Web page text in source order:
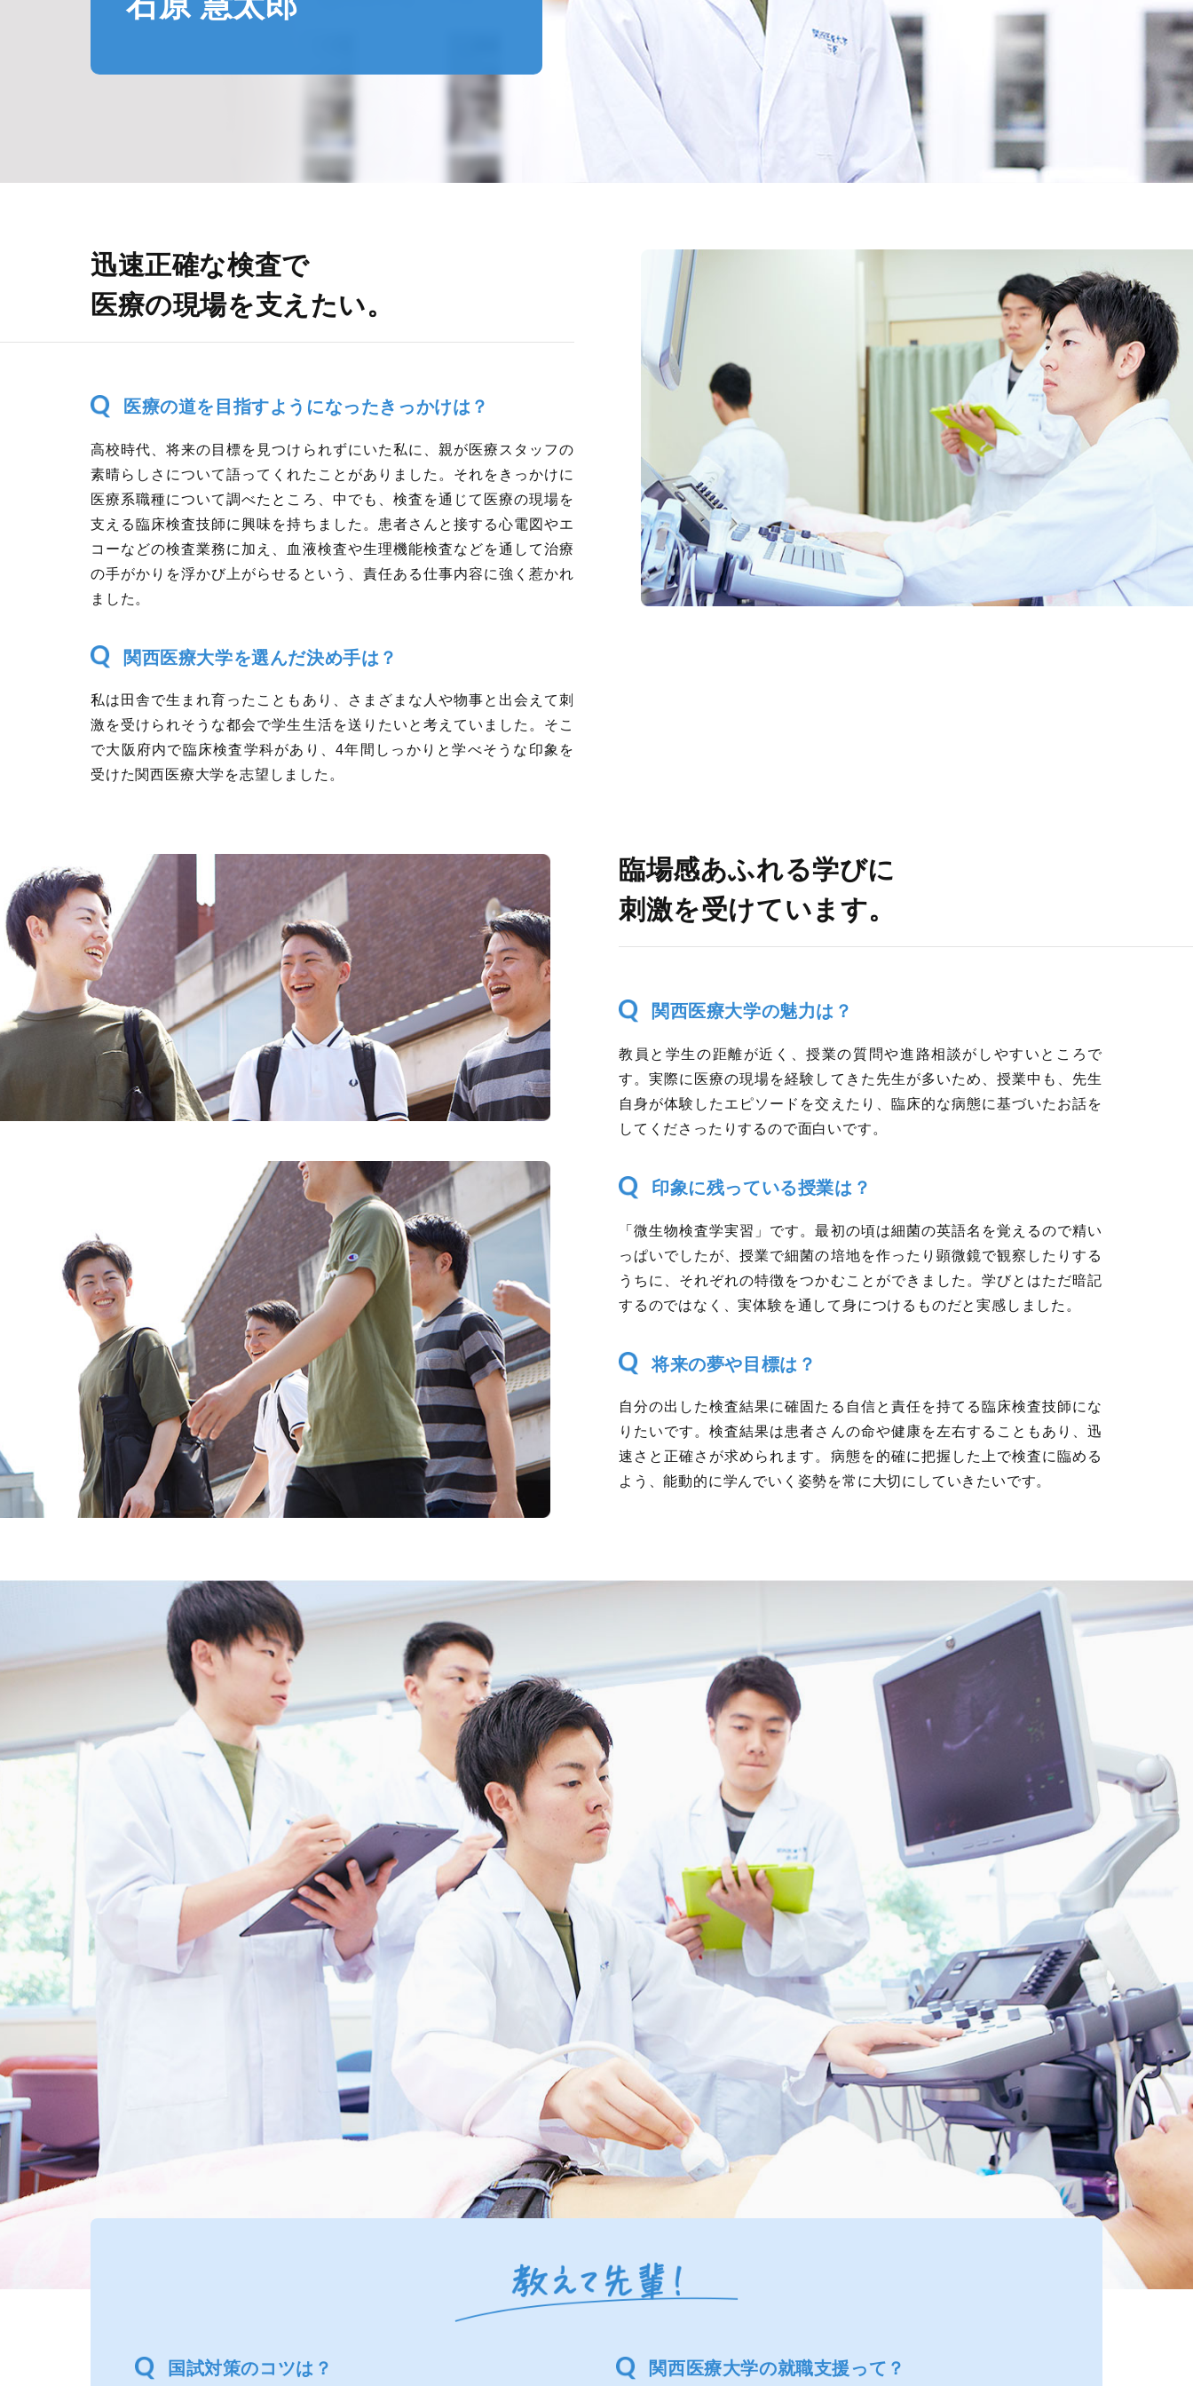
迅速正確な検査で
医療の現場を支えたい。
医療の道を目指すようになったきっかけは？
高校時代、将来の目標を見つけられずにいた私に、親が医療スタッフの
素晴らしさについて語ってくれたことがありました。それをきっかけに
医療系職種について調べたところ、中でも、検査を通じて医療の現場を
支える臨床検査技師に興味を持ちました。患者さんと接する心電図やエ
コーなどの検査業務に加え、血液検査や生理機能検査などを通して治療
の手がかりを浮かび上がらせるという、責任ある仕事内容に強く惹かれ
ました。
関西医療大学を選んだ決め手は？
私は田舎で生まれ育ったこともあり、さまざまな人や物事と出会えて刺
激を受けられそうな都会で学生生活を送りたいと考えていました。そこ
で大阪府内で臨床検査学科があり、4年間しっかりと学べそうな印象を
受けた関西医療大学を志望しました。
臨場感あふれる学びに
刺激を受けています。
関西医療大学の魅力は？
教員と学生の距離が近く、授業の質問や進路相談がしやすいところで
す。実際に医療の現場を経験してきた先生が多いため、授業中も、先生
自身が体験したエピソードを交えたり、臨床的な病態に基づいたお話を
してくださったりするので面白いです。
印象に残っている授業は？
「微生物検査学実習」です。最初の頃は細菌の英語名を覚えるので精い
っぱいでしたが、授業で細菌の培地を作ったり顕微鏡で観察したりする
うちに、それぞれの特徴をつかむことができました。学びとはただ暗記
するのではなく、実体験を通して身につけるものだと実感しました。
将来の夢や目標は？
自分の出した検査結果に確固たる自信と責任を持てる臨床検査技師にな
りたいです。検査結果は患者さんの命や健康を左右することもあり、迅
速さと正確さが求められます。病態を的確に把握した上で検査に臨める
よう、能動的に学んでいく姿勢を常に大切にしていきたいです。
国試対策のコツは？ 関西医療大学の就職支援って？